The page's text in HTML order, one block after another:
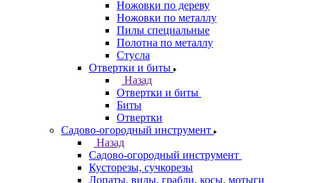
Ножовки по дереву
Ножовки по металлу
Пилы специальные
Полотна по металлу
Стусла
Отвертки и биты
Назад
Отвертки и биты
Биты
Отвертки
Садово-огородный инструмент
Назад
Садово-огородный инструмент
Кусторезы, сучкорезы
Лопаты, вилы, грабли, косы, мотыги